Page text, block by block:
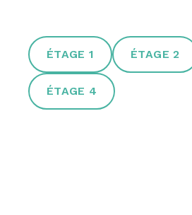
ÉTAGE 1 ÉTAGE 2
ÉTAGE 4